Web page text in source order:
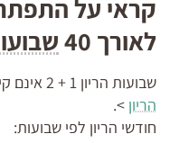
קראי על
לאורך 40
שבועות הריון 1 + 2 אינם קיימים. מדוע? קראי במדור
הריון >.
חודשי הריון לפי שבועות: